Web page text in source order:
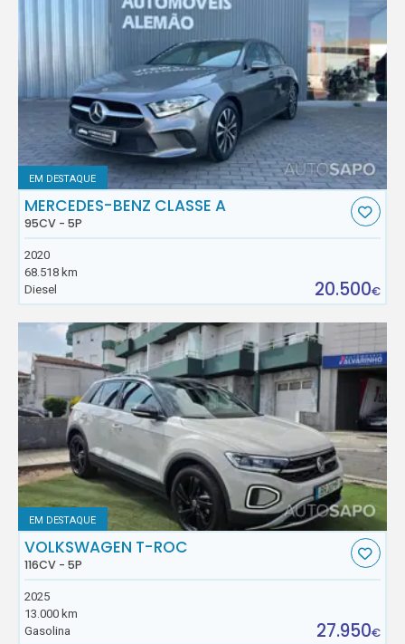
EM DESTAQUE
MERCEDES-BENZ CLASSE A
95CV - 5P
2020
68.518 km
Diesel
20.500€
EM DESTAQUE
VOLKSWAGEN T-ROC
116CV - 5P
2025
13.000 km
Gasolina
27.950€